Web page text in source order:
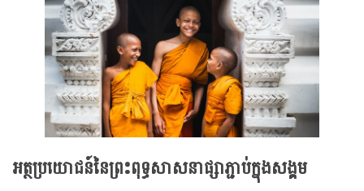
អត្ថប្រយោជន៍នៃព្រះពុទ្ធសាសនាផ្សាភ្ជាប់ក្នុងសង្គម